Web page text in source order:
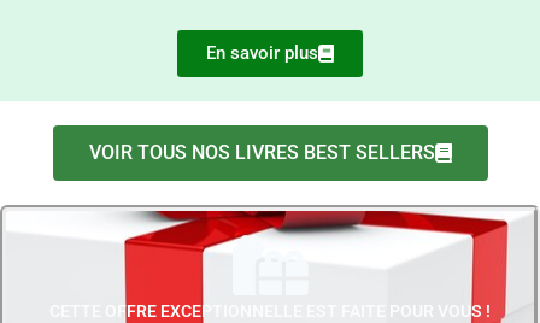
En savoir plus
VOIR TOUS NOS LIVRES BEST SELLERS
CETTE OFFRE EXCEPTIONNELLE EST FAITE POUR VOUS !